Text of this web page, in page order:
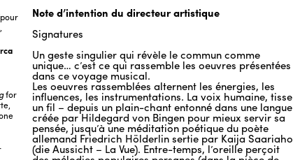
for
Note d’intention du directeur artistique
Signatures
Un geste singulier qui révèle le commun comme
unique… c’est ce qui rassemble les oeuvres présentées
dans ce voyage musical.
Les oeuvres rassemblées alternent les énergies, les
influences, les instrumentations. La voix humaine, tisse
un fil – depuis un plain-chant entonné dans une langue
créée par Hildegard von Bingen pour mieux servir sa
pensée, jusqu’à une méditation poétique du poète
allemand Friedrich Hölderlin sertie par Kaija Saariaho
(die Aussicht – La Vue). Entre-temps, l’oreille perçoit